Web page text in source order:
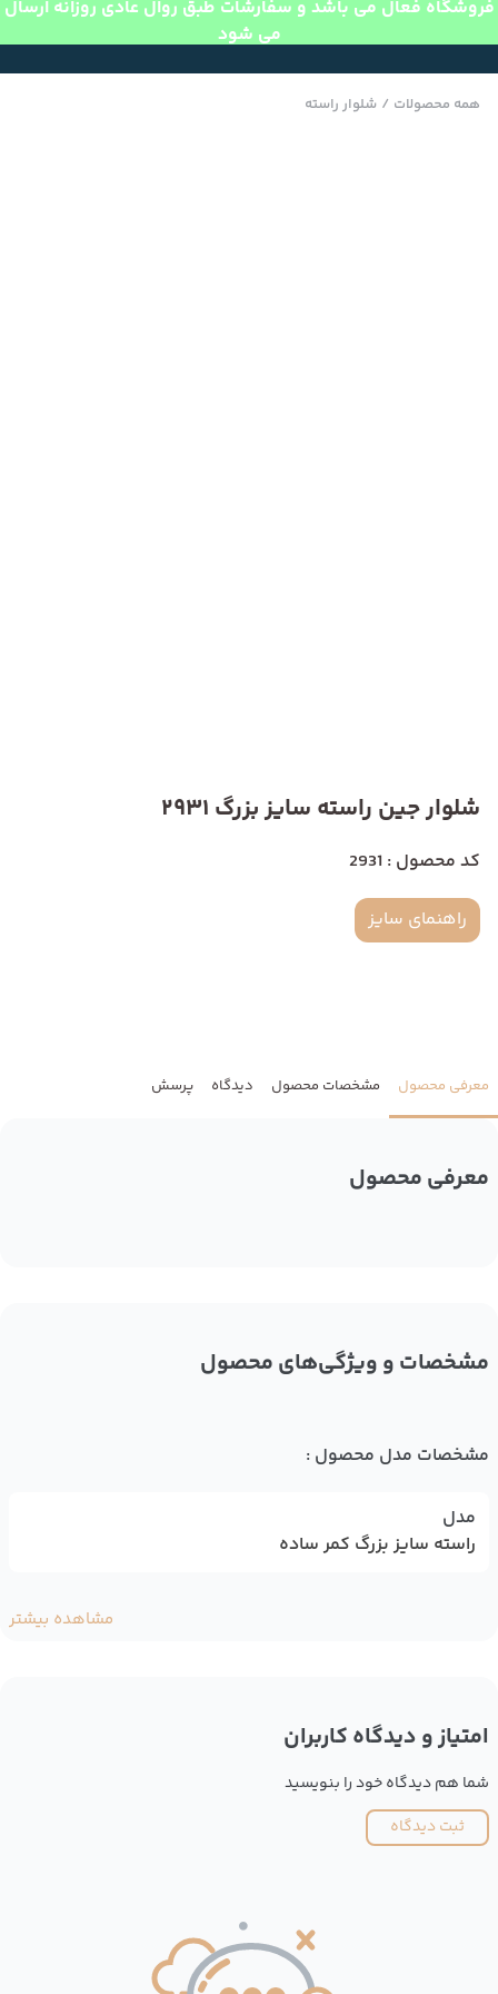
فروشگاه فعال می باشد و سفارشات طبق روال عادی روزانه ارسال
می شود
همه محصولات / شلوار راسته
شلوار جین راسته سایز بزرگ 2931
کد محصول : 2931
راهنمای سایز
معرفی محصول مشخصات محصول دیدگاه پرسش
معرفی محصول
مشخصات و ویژگی‌های محصول
مشخصات مدل محصول :
مدل
راسته سایز بزرگ کمر ساده
مشاهده بیشتر
امتیاز و دیدگاه کاربران
شما هم دیدگاه خود را بنویسید
ثبت دیدگاه